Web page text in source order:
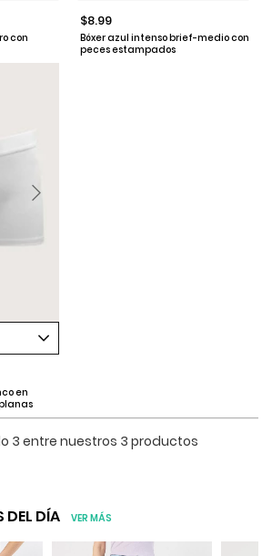
con
$8.99
Bóxer azul intenso brief-medio con
peces estampados
en
3 entre nuestros 3 productos
DEL DÍA VER MÁS